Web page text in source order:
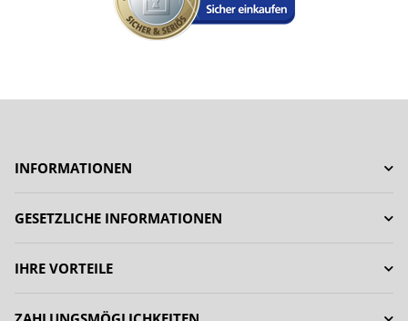
INFORMATIONEN
GESETZLICHE INFORMATIONEN
IHRE VORTEILE